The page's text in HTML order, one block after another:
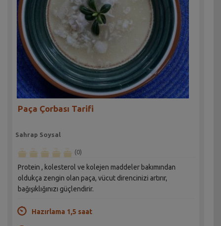
Paça Çorbası Tarifi
Sahrap Soysal
(0)
Protein , kolesterol ve kolejen maddeler bakımından
oldukça zengin olan paça, vücut direncinizi artırır,
bağışıklığınızı güçlendirir.
Hazırlama 1,5 saat